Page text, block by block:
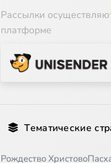
Рассылки
платформе
Тематические
Рождество Христово